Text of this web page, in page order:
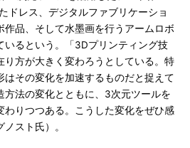
ドレス、デジタルファブリケーショ
作品、そして水墨画を行うアームロボ
いるという。「3Dプリンティング技
り方が大きく変わろうとしている。特
はその変化を加速するものだと捉えて
方法の変化とともに、3次元ツールを
わりつつある。こうした変化をぜひ感
スト氏）。